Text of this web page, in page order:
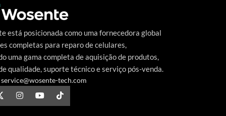
está posicionada como uma fornecedora global
completas para reparo de celulares,
uma gama completa de aquisição de produtos,
qualidade, suporte técnico e serviço pós-venda.
tech.com